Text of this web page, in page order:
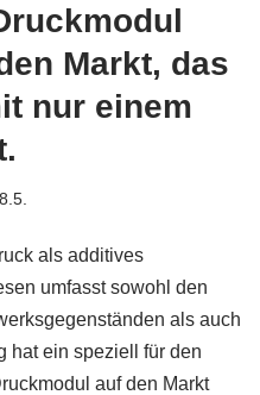
Markt, das
nur einem
als additives
umfasst sowohl den
als auch
hat ein speziell für den
auf den Markt